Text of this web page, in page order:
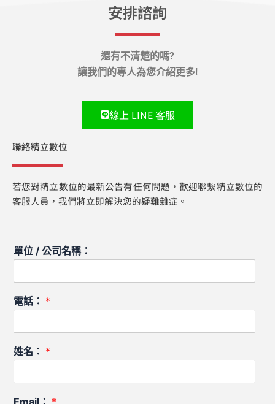
安排諮詢
還有不清楚的嗎?
讓我們的專人為您介紹更多!
線上 LINE 客服
聯絡精立數位
若您對精立數位的最新公告有任何問題，歡迎聯繫精立數位的
客服人員，我們將立即解決您的疑難雜症。
單位 / 公司名稱：
電話： *
姓名： *